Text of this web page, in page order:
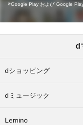
Google Play および Google
d
dショッピング
dミュージック
Lemino